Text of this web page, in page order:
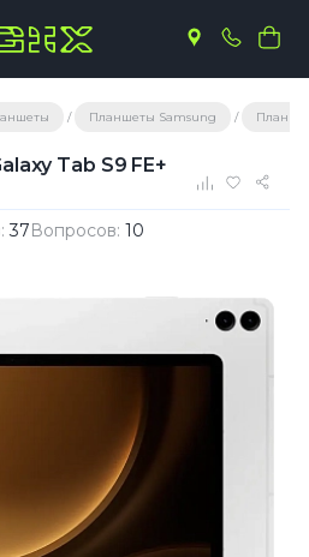
Планшеты Samsung
Tab S9 FE+
37Вопросов: 10